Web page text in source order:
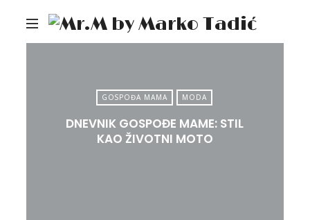
by
GOSPOĐA MAMA MODA
DNEVNIK GOSPOĐE MAME: STIL
KAO ŽIVOTNI MOTO